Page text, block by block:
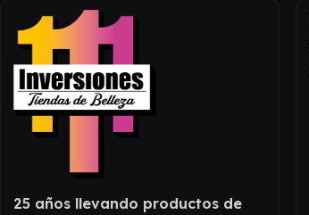
25 años llevando productos de